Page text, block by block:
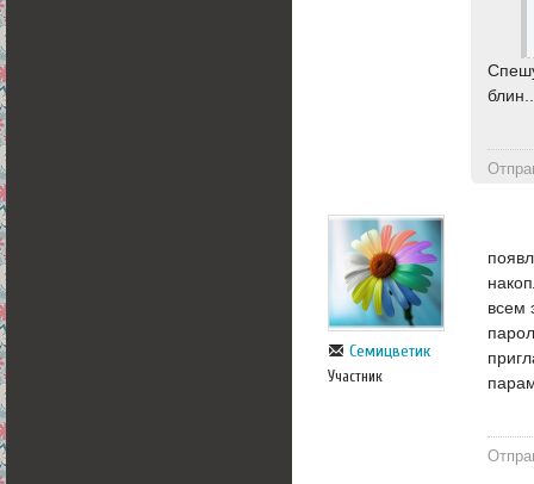
Семицветик
Участник
всем